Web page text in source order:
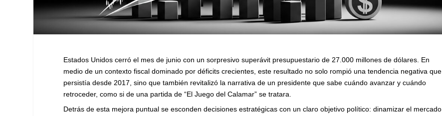
Estados Unidos cerró el mes de junio con un sorpresivo superávit presupuestario de 27.000 millones de dólares. En
medio de un contexto fiscal dominado por déficits crecientes, este resultado no solo rompió una tendencia negativa que
persistía desde 2017, sino que también revitalizó la narrativa de un presidente que sabe cuándo avanzar y cuándo
retroceder, como si de una partida de “El Juego del Calamar” se tratara.
Detrás de esta mejora puntual se esconden decisiones estratégicas con un claro objetivo político: dinamizar el mercado